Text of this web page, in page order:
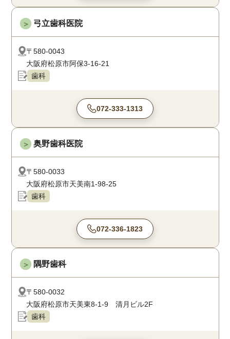
＞ 弓立歯科医院
〒580-0043
大阪府松原市阿保3-16-21
歯科
072-333-1313
＞ 奥野歯科医院
〒580-0033
大阪府松原市天美南1-98-25
歯科
072-336-1823
＞ 隅野歯科
〒580-0032
大阪府松原市天美東8-1-9 清月ビル2F
歯科